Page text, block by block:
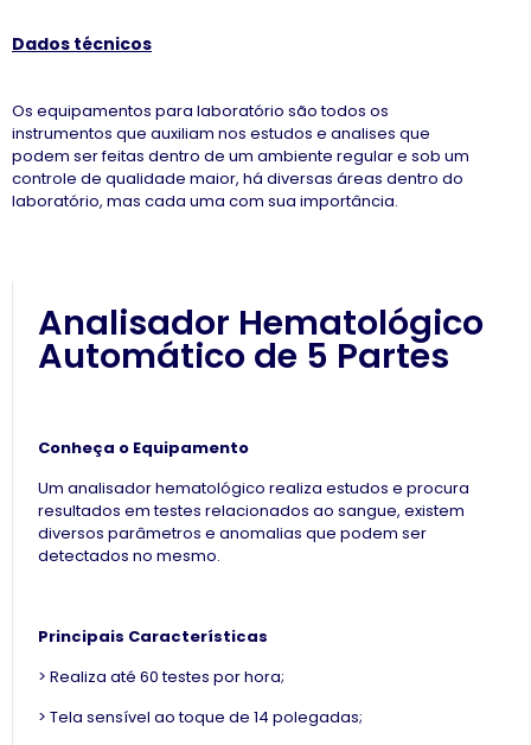
Dados técnicos
Os equipamentos para laboratório são todos os
instrumentos que auxiliam nos estudos e analises que
podem ser feitas dentro de um ambiente regular e sob um
controle de qualidade maior, há diversas áreas dentro do
laboratório, mas cada uma com sua importância.
Analisador Hematológico
Automático de 5 Partes
Conheça o Equipamento
Um analisador hematológico realiza estudos e procura
resultados em testes relacionados ao sangue, existem
diversos parâmetros e anomalias que podem ser
detectados no mesmo.
Principais Características
> Realiza até 60 testes por hora;
> Tela sensível ao toque de 14 polegadas;